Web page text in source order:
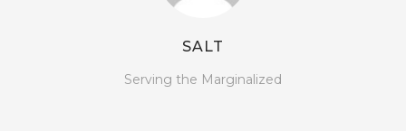
SALT
Serving the Marginalized